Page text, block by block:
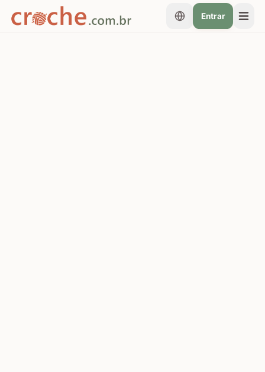
Entrar